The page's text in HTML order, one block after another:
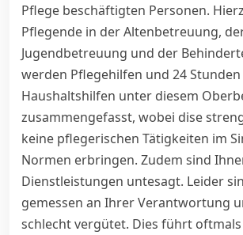
Pflege beschäftigten Personen.
Pflegende in der Altenbetreuung,
Jugendbetreuung und der
werden Pflegehilfen und 24 Stunden
Haushaltshilfen unter diesem
zusammengefasst, wobei dise
keine pflegerischen Tätigkeiten im
Normen erbringen. Zudem sind
Dienstleistungen untesagt. Leider
gemessen an Ihrer Verantwortung
schlecht vergütet. Dies führt